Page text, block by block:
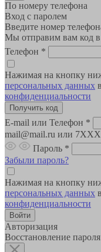
По номеру телефона
Вход с паролем
Введите номер
Мы отправим вам код
Телефон *
Нажимая на кнопку
персональных данных
конфиденциальности
E-mail или Телефон *
mail@mail.ru или
Пароль *
Забыли пароль?
Нажимая на кнопку
персональных данных
конфиденциальности
Авторизация
Восстановление пароля